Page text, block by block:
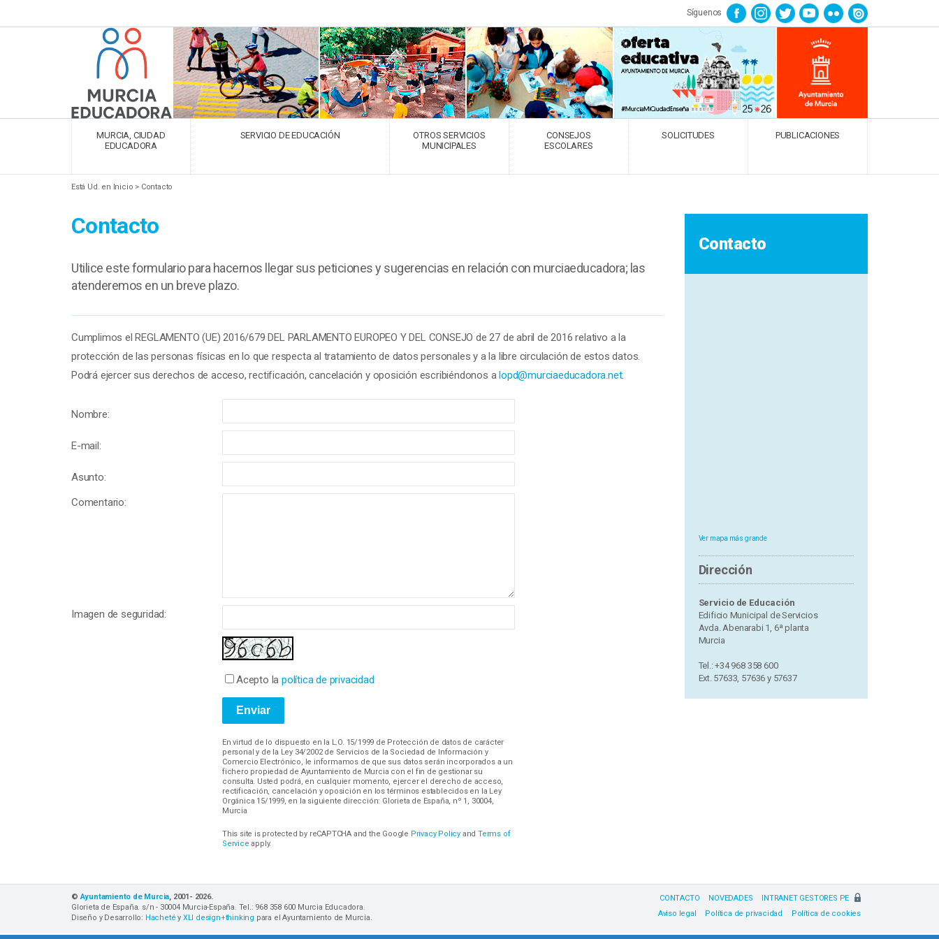
Síguenos
MURCIA, CIUDAD
EDUCADORA
SERVICIO DE EDUCACIÓN
OTROS SERVICIOS
MUNICIPALES
CONSEJOS
ESCOLARES
SOLICITUDES PUBLICACIONES
Está Ud. en Inicio > Contacto
Contacto
Utilice este formulario para hacernos llegar sus peticiones y sugerencias en relación con murciaeducadora; las
atenderemos en un breve plazo.
Cumplimos el REGLAMENTO (UE) 2016/679 DEL PARLAMENTO EUROPEO Y DEL CONSEJO de 27 de abril de 2016 relativo a la
protección de las personas físicas en lo que respecta al tratamiento de datos personales y a la libre circulación de estos datos.
Podrá ejercer sus derechos de acceso, rectificación, cancelación y oposición escribiéndonos alopd@murciaeducadora.net.
Nombre:
E-mail:
Asunto:
Comentario:
Imagen de seguridad:
Acepto la política de privacidad
En virtud de lo dispuesto en la L.O. 15/1999 de Protección de datos de carácter
personal y de la Ley 34/2002 de Servicios de la Sociedad de Información y
Comercio Electrónico, le informamos de que sus datos serán incorporados a un
fichero propiedad de Ayuntamiento de Murcia con el fin de gestionar su
consulta. Usted podrá, en cualquier momento, ejercer el derecho de acceso,
rectificación, cancelación y oposición en los términos establecidos en la Ley
Orgánica 15/1999, en la siguiente dirección: Glorieta de España, nº 1, 30004,
Murcia
This site is protected by reCAPTCHA and the Google Privacy Policy andTerms of
Service apply.
Contacto
Ver mapa más grande
Dirección
Servicio de Educación
Edificio Municipal de Servicios
Avda. Abenarabi 1, 6ª planta
Murcia
Tel.: +34 968 358 600
Ext. 57633, 57636 y 57637
© Ayuntamiento de Murcia , 2001- 2026.
Glorieta de España. s/n - 30004 Murcia-España. Tel.: 968 358 600 Murcia Educadora.
Diseño y Desarrollo: Hacheté y XLI design+thinking para el Ayuntamiento de Murcia.
CONTACTO NOVEDADES
INTRANET GESTORES PE
Aviso legal
Política de privacidad Política de cookies